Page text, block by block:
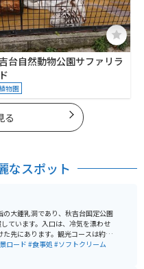
台自然動物公園サファリラ
物園
る
なスポット
の大鍾乳洞であり、秋吉台国定公園
ています。入口は、冷気を漂わせ
た先にあります。観光コースは約1k
が17℃で一定しており、快適に観
。洞内には不思議な自然の造形美
ロード #食事処 #ソフトクリーム